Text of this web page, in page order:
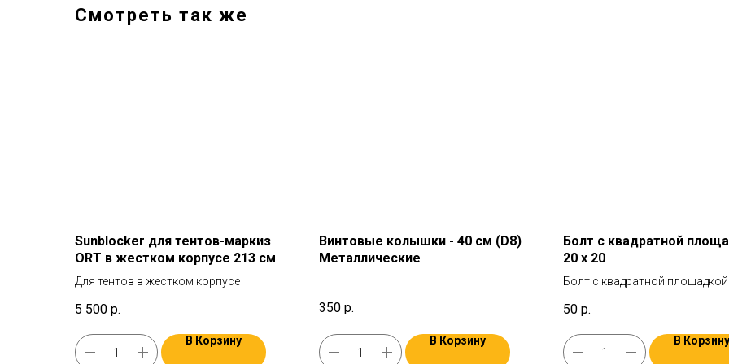
Смотреть так же
Sunblocker для тентов-маркиз
ORT в жестком корпусе 213 см
Для тентов в жестком корпусе
5 500 р.
В Корзину
Винтовые колышки - 40 см (D8)
Металлические
350 р.
В Корзину
Болт с квадратной
20 х 20
Болт с квадратной площадкой
кронштейнов маркиз ORT на
поперечины без сверления.
Нержавеющая сталь.
50 р.
В Корзину